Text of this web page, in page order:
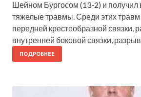
Шейном Бургосом (13-2) и получил
тяжелые травмы. Среди этих
передней крестообразной связки,
внутренней боковой связки,
ПОДРОБНЕЕ